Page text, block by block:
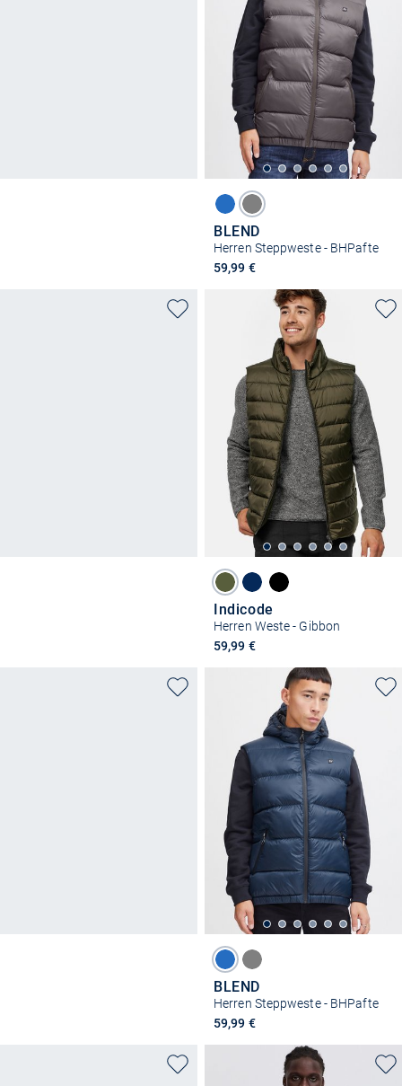
BLEND
Herren Steppweste - BHPafte
59,99 €
Indicode
Herren Weste - Gibbon
59,99 €
BLEND
Herren Steppweste - BHPafte
59,99 €